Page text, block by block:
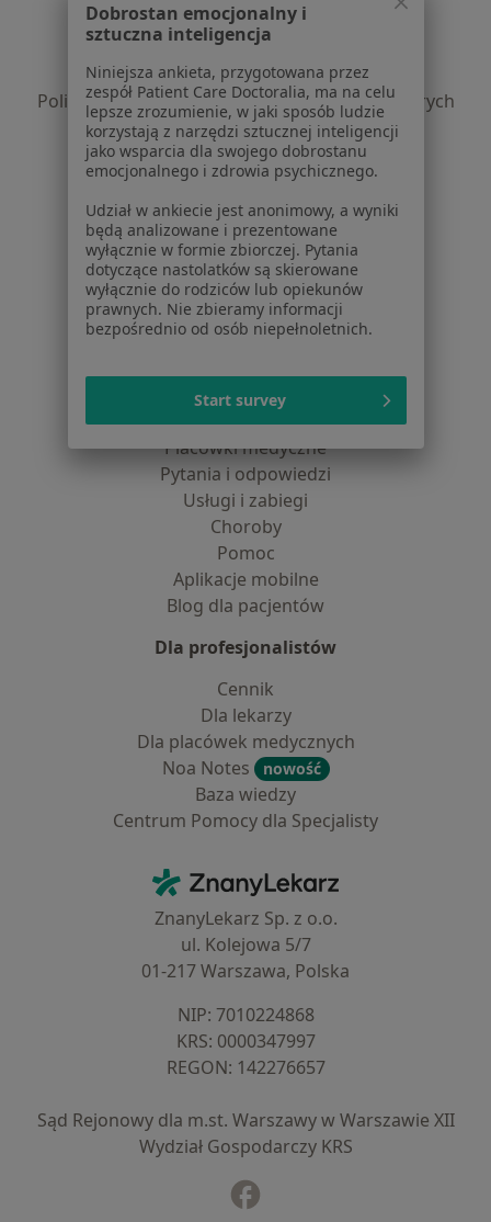
Regulamin
Polityka prywatności pacjentów
Polityka prywatności profesjonalistów
Polityka prywatności dla profesjonalistów, których
dane pozyskaliśmy samodzielnie
Polityka cookies
Jak działają wyniki wyszukiwania
Dostępność
O nas
Praca Rekrutujemy!
Partnerzy
Centrum prasowe
Kontakt
Dla pacjentów
Lekarze
Placówki medyczne
Pytania i odpowiedzi
Usługi i zabiegi
Choroby
Pomoc
Aplikacje mobilne
Blog dla pacjentów
Dla profesjonalistów
Cennik
Dla lekarzy
Dla placówek medycznych
Noa Notes
nowość
Baza wiedzy
Centrum Pomocy dla Specjalisty
ZnanyLekarz - Strona główna
ZnanyLekarz Sp. z o.o.
ul. Kolejowa 5/7
01-217 Warszawa, Polska
NIP: ⁠7010224868
KRS: ⁠0000347997
REGON: ⁠142276657
Sąd Rejonowy dla m.st. Warszawy w Warszawie XII
Wydział Gospodarczy KRS
Dobrostan emocjonalny i
sztuczna inteligencja
Niniejsza ankieta, przygotowana przez
zespół Patient Care Doctoralia, ma na celu
lepsze zrozumienie, w jaki sposób ludzie
korzystają z narzędzi sztucznej inteligencji
jako wsparcia dla swojego dobrostanu
emocjonalnego i zdrowia psychicznego.
Udział w ankiecie jest anonimowy, a wyniki
będą analizowane i prezentowane
wyłącznie w formie zbiorczej. Pytania
dotyczące nastolatków są skierowane
wyłącznie do rodziców lub opiekunów
prawnych. Nie zbieramy informacji
bezpośrednio od osób niepełnoletnich.
Start survey